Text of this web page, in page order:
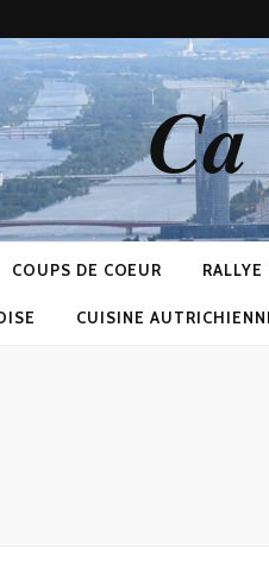
COUPS DE COEUR RALLYE
CUISINE